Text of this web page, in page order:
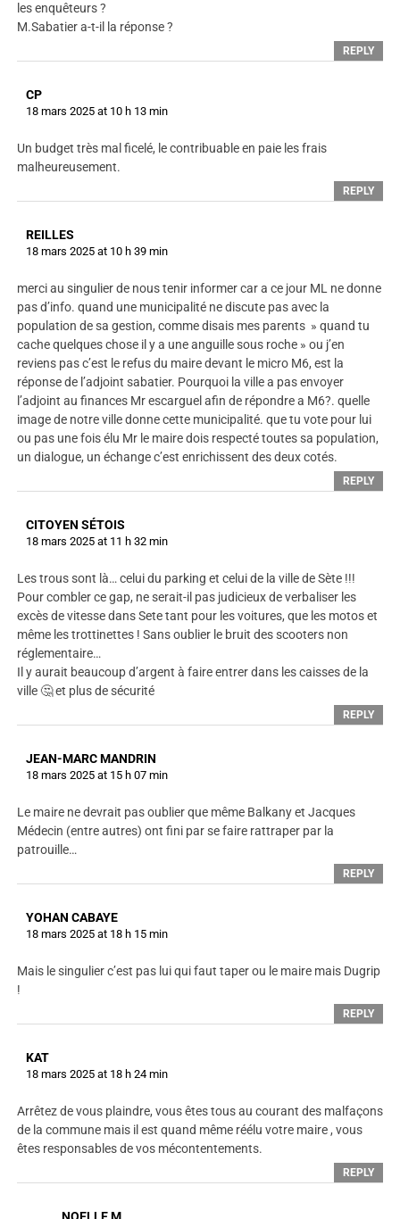
les enquêteurs ?
M.Sabatier a-t-il la réponse ?
REPLY
CP
18 mars 2025 at 10 h 13 min
Un budget très mal ficelé, le contribuable en paie les frais
malheureusement.
REPLY
REILLES
18 mars 2025 at 10 h 39 min
merci au singulier de nous tenir informer car a ce jour ML ne donne
pas d’info. quand une municipalité ne discute pas avec la
population de sa gestion, comme disais mes parents » quand tu
cache quelques chose il y a une anguille sous roche » ou j’en
reviens pas c’est le refus du maire devant le micro M6, est la
réponse de l’adjoint sabatier. Pourquoi la ville a pas envoyer
l’adjoint au finances Mr escarguel afin de répondre a M6?. quelle
image de notre ville donne cette municipalité. que tu vote pour lui
ou pas une fois élu Mr le maire dois respecté toutes sa population,
un dialogue, un échange c’est enrichissent des deux cotés.
REPLY
CITOYEN SÉTOIS
18 mars 2025 at 11 h 32 min
Les trous sont là… celui du parking et celui de la ville de Sète !!!
Pour combler ce gap, ne serait-il pas judicieux de verbaliser les
excès de vitesse dans Sete tant pour les voitures, que les motos et
même les trottinettes ! Sans oublier le bruit des scooters non
réglementaire…
Il y aurait beaucoup d’argent à faire entrer dans les caisses de la
ville 🤔 et plus de sécurité
REPLY
JEAN-MARC MANDRIN
18 mars 2025 at 15 h 07 min
Le maire ne devrait pas oublier que même Balkany et Jacques
Médecin (entre autres) ont fini par se faire rattraper par la
patrouille…
REPLY
YOHAN CABAYE
18 mars 2025 at 18 h 15 min
Mais le singulier c’est pas lui qui faut taper ou le maire mais Dugrip
!
REPLY
KAT
18 mars 2025 at 18 h 24 min
Arrêtez de vous plaindre, vous êtes tous au courant des malfaçons
de la commune mais il est quand même réélu votre maire , vous
êtes responsables de vos mécontentements.
REPLY